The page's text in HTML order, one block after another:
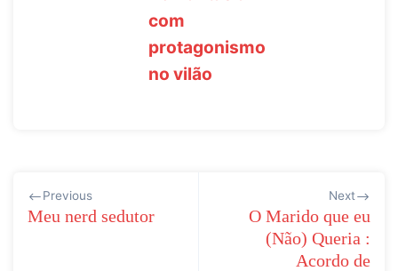
com
protagonismo
no vilão
de
Previous
Meu nerd sedutor
Next
O Marido que eu
(Não) Queria :
Acordo de